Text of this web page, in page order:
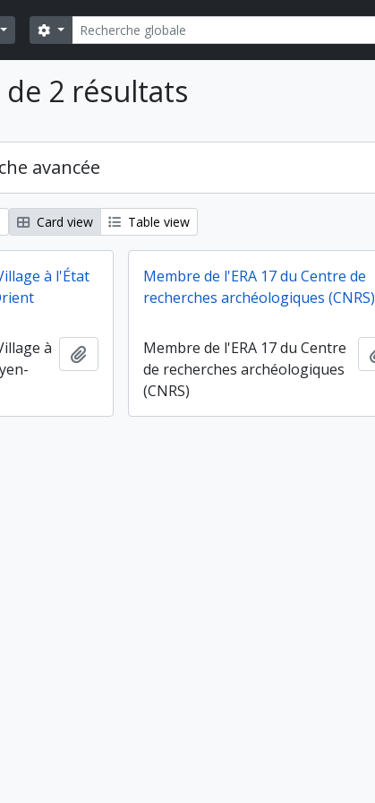
Rechercher
Search options
2 résultats
avancée
Card view Table view
à l'État
à
Ajouter au presse-papier
Membre de l'ERA 17 du Centre de
recherches archéologiques (CNRS)
Membre de l'ERA 17 du Centre
de recherches archéologiques
(CNRS)